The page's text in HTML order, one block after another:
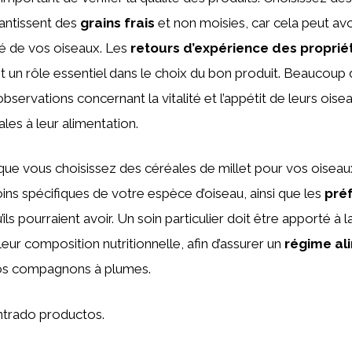
des grains frais et non moisies, car cela peut
de vos oiseaux. Les retours d’expérience des
un rôle essentiel dans le choix du bon produit. Beaucoup
concernant la vitalité et l’appétit de leurs
à leur alimentation.
vous choisissez des céréales de millet pour vos
spécifiques de votre espèce d’oiseau, ainsi que les
pourraient avoir. Un soin particulier doit être apporté à
composition nutritionnelle, afin d’assurer un régime
compagnons à plumes.
productos.